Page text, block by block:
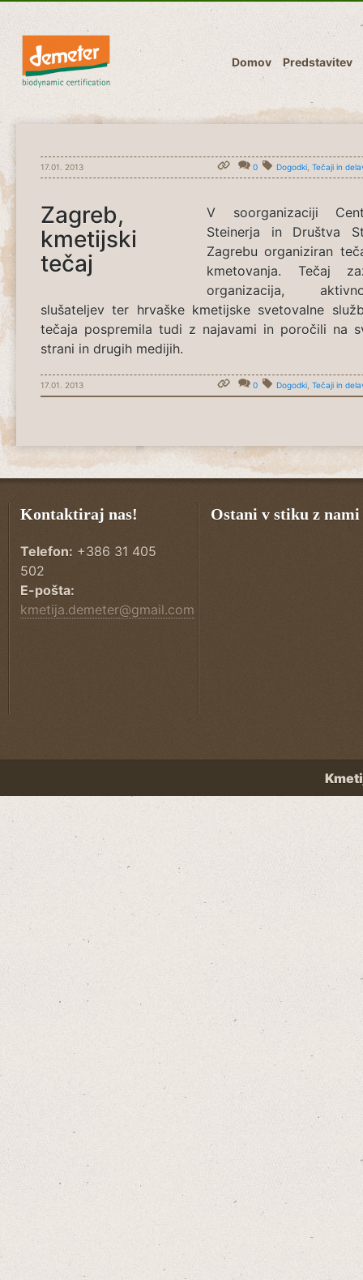
Domov Predstavitev
17.01. 2013 0 Dogodki Tečaji in
Zagreb,
kmetijski
tečaj
V soorganizaciji
Steinerja in Društva
Zagrebu organiziran
kmetovanja. Tečaj
organizacija,
slušateljev ter hrvaške kmetijske svetovalne
tečaja pospremila tudi z najavami in poročili na
strani in drugih medijih.
17.01. 2013 0 Dogodki Tečaji in
Kontaktiraj nas!
Telefon: +386 31 405
502
E-pošta:
kmetija.demeter@gmail.com
Ostani v stiku z nami